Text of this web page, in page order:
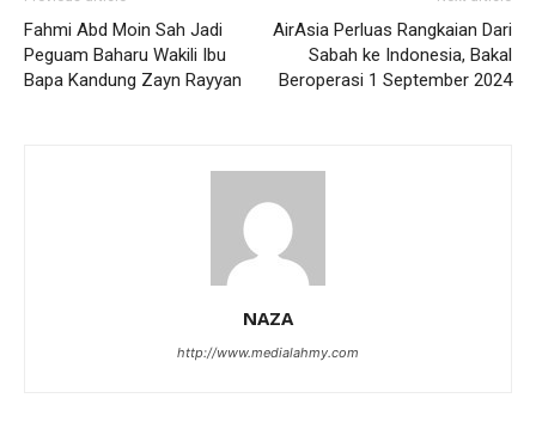
Fahmi Abd Moin Sah Jadi
Peguam Baharu Wakili Ibu
Bapa Kandung Zayn Rayyan
AirAsia Perluas Rangkaian Dari
Sabah ke Indonesia, Bakal
Beroperasi 1 September 2024
NAZA
http://www.medialahmy.com